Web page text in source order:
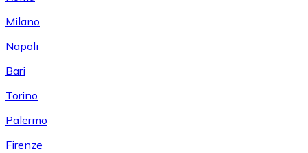
Milano
Napoli
Bari
Torino
Palermo
Firenze